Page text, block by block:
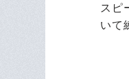
スピ
いて